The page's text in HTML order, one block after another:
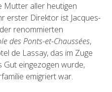
Mutter aller heutigen
erster Direktor ist Jacques-
renommierten
des Ponts-et-Chaussées,
de Lassay, das im Zuge
eingezogen wurde,
emigriert war.